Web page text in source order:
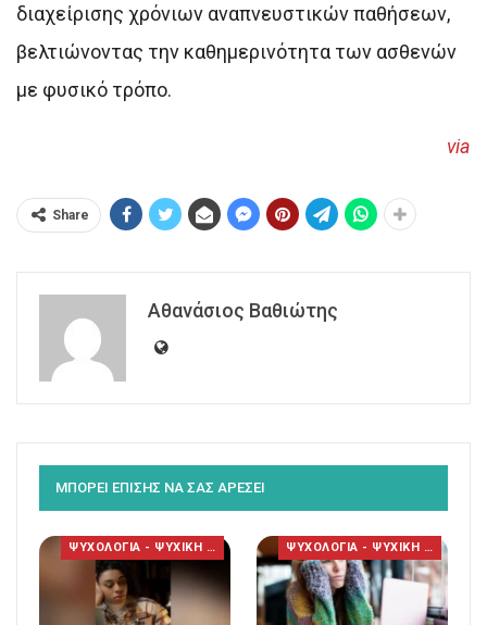
διαχείρισης χρόνιων αναπνευστικών παθήσεων,
βελτιώνοντας την καθημερινότητα των ασθενών
με φυσικό τρόπο.
via
Share
Αθανάσιος Βαθιώτης
ΜΠΟΡΕΙ ΕΠΙΣΗΣ ΝΑ ΣΑΣ ΑΡΕΣΕΙ
ΨΥΧΟΛΟΓΙΑ - ΨΥΧΙΚΗ ΥΓΕΙΑ ΨΥΧΟΛΟΓΙΑ - ΨΥΧΙΚΗ ΥΓΕΙΑ